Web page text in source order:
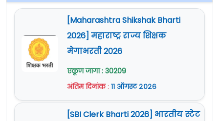
[Maharashtra Shikshak Bharti
2026] महाराष्ट्र राज्य शिक्षक
मेगाभरती 2026
एकूण जागा : 30209
अंतिम दिनांक: ११ ऑगस्ट २०२६
[SBI Clerk Bharti 2026] भारतीय स्टेट